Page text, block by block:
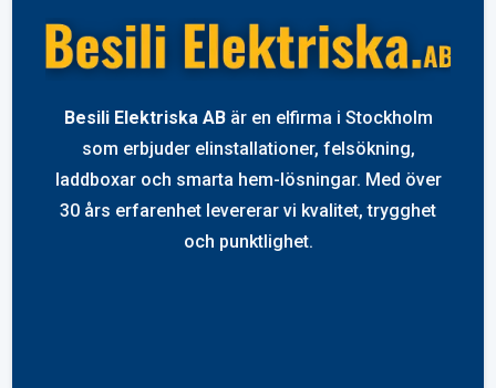
Besili Elektriska ABär en elfirma i Stockholm
som erbjuder elinstallationer, felsökning,
laddboxar och smarta hem-lösningar. Med över
30 års erfarenhet levererar vi kvalitet, trygghet
och punktlighet.